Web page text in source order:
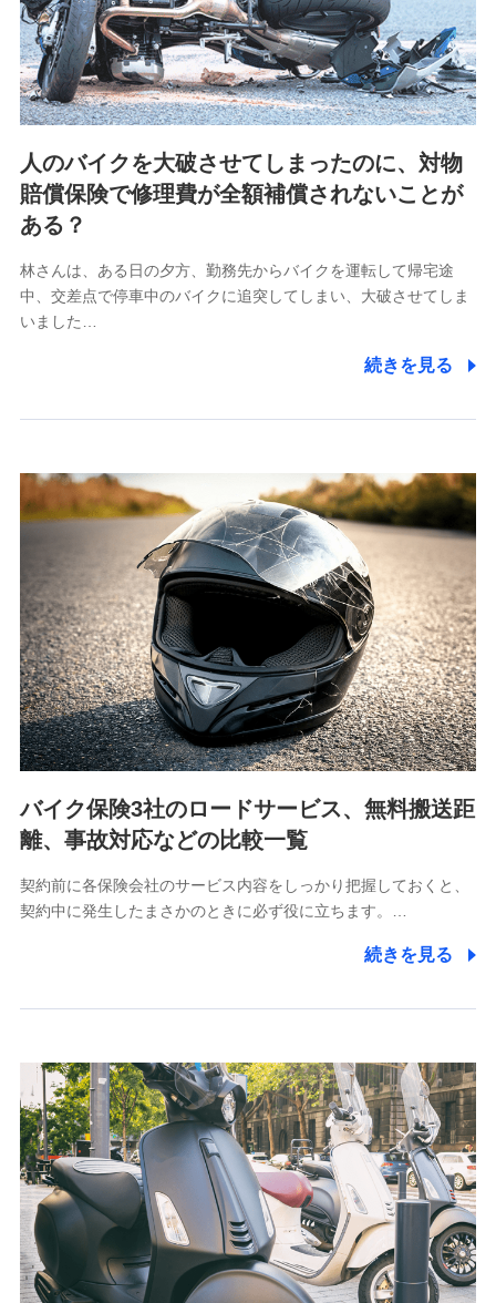
10.受託業務の 個人情報
受託業務の遂行およびこれらに準ずる業務の遂行のため
11.マイカー通勤管理クラウド並びに法人向けASPサー
ビスに関してのお問い合わせ情報
各種お問い合わせに対応するため
当社のサービスに関する情報提供や、皆様に有用なお知らせ
をお送りするため
アンケートの送付のため
当社のサービスや媒体の運営改善に必要なデータを解析し、
分析するため
当社の対応品質向上やお問い合わせ内容の正確な把握のため
個人情報保護管理者の職名、連絡先
〒103-0013 東京都中央区日本橋人形町2-14-10 アー
個人情報の第三者提供について
当社ではご本人の同意がある場合または法令に基づく場
合を除き、第三者に提供いたしません。
業務の委託
当社は利用目的の達成に必要な範囲内において個人情報
の取り扱いの全部または一部を委託する場合がありま
す。
個人データの共同利用
当社は株式会社NTTドコモとの間で、以下のとおり個
【共同して利用される利用データの項目】
取得した、以下の情報などの個人データ
氏名、電話番号、メールアドレス、お客さまの識別子、属
当社又は株式会社NTTドコモが提供する各種サービスなどの
ご契約・ご利用などに関する情報。例として、当社又は株式
会社NTTドコモが提供する各種サービスのご契約状態・ご利
用履歴インターネット利用時の行動に関する情報、アプリケ
ーション利用時の行動に関する情報、購入されたサービスや
商品の名称・購入場所・決済に関する情報、アンケートの回
答に関する情報などが含まれます。
保険関連サービス情報
当社又は株式会社NTTドコモが提供する保険関連サービスに
関して取得し、又は保有する情報。例として、見積請求受付
時、資料請求受付時又はユーザー登録受付時に提供いただい
た情報（氏名、住所、生年月日、性別、保険契約者と被保険
人のバイクを大破させてしまったのに、対物
賠償保険で修理費が全額補償されないことが
ある？
林さんは、ある日の夕方、勤務先からバイクを運転して帰宅途
中、交差点で停車中のバイクに追突してしまい、大破させてしま
いました…
続きを見る
バイク保険3社のロードサービス、無料搬送距
離、事故対応などの比較一覧
契約前に各保険会社のサービス内容をしっかり把握しておくと、
契約中に発生したまさかのときに必ず役に立ちます。…
続きを見る